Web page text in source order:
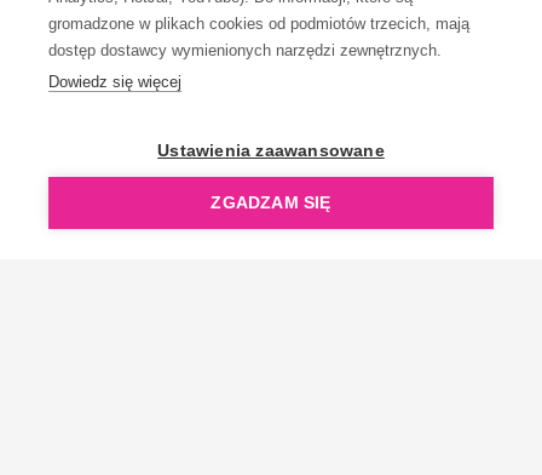
gromadzone w plikach cookies od podmiotów trzecich, mają
dostęp dostawcy wymienionych narzędzi zewnętrznych.
Dowiedz się więcej
Ustawienia zaawansowane
ZGADZAM SIĘ
OpenGift jest częścią ReflectGroup.